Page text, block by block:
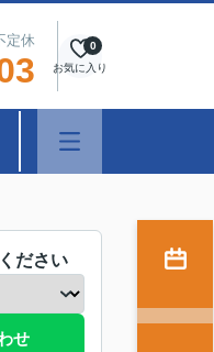
定休
お気に入り
0
ださい
せ